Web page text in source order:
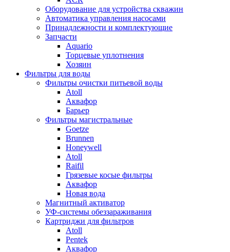
Оборудование для устройства скважин
Автоматика управления насосами
Принадлежности и комплектующие
Запчасти
Aquario
Торцевые уплотнения
Хозяин
Фильтры для воды
Фильтры очистки питьевой воды
Atoll
Аквафор
Барьер
Фильтры магистральные
Goetze
Brunnen
Honeywell
Atoll
Raifil
Грязевые косые фильтры
Аквафор
Новая вода
Магнитный активатор
УФ-системы обеззараживания
Картриджи для фильтров
Atoll
Pentek
Аквафор